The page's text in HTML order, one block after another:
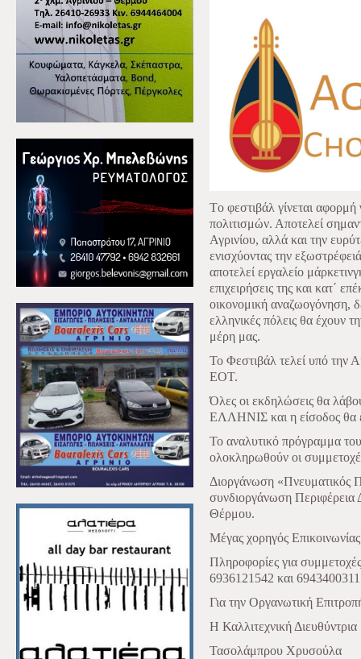
Τo φεστιβάλ γίνεται αφορμή
πολιτισμών. Αποτελεί
Αγρινίου, αλλά και την
ενισχύοντας την
αποτελεί εργαλείο
επιχειρήσεις της και κατ΄
οικονομική αναζωογόνηση,
ελληνικές πόλεις θα έχουν
μέρη μας.
Το Φεστιβάλ τελεί υπό την
ΕΟΤ.
Όλες οι εκδηλώσεις θα
ΕΛΛΗΝΙΣ και η είσοδος θα
Το αναλυτικό πρόγραμμα
ολοκληρωθούν οι
Διοργάνωση «Πνευματικός
συνδιοργάνωση Περιφέρεια
Θέρμου.
Μέγας χορηγός
Πληροφορίες για
6936121542 και
Για την Οργανωτική
Η Καλλιτεχνική Διευθύντρια
Τασολάμπρου Χρυσούλα